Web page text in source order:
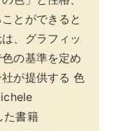
とができると
、グラフィッ
の基準を定め
が提供する 色
た書籍